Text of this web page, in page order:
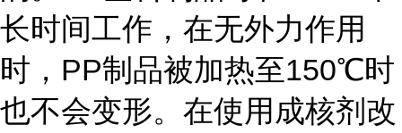
长时间工作，在无外力作用
时，PP制品被加热至150℃时
也不会变形。在使用成核剂改